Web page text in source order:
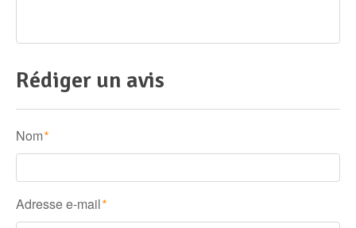
Rédiger un avis
Nom *
Adresse e-mail *